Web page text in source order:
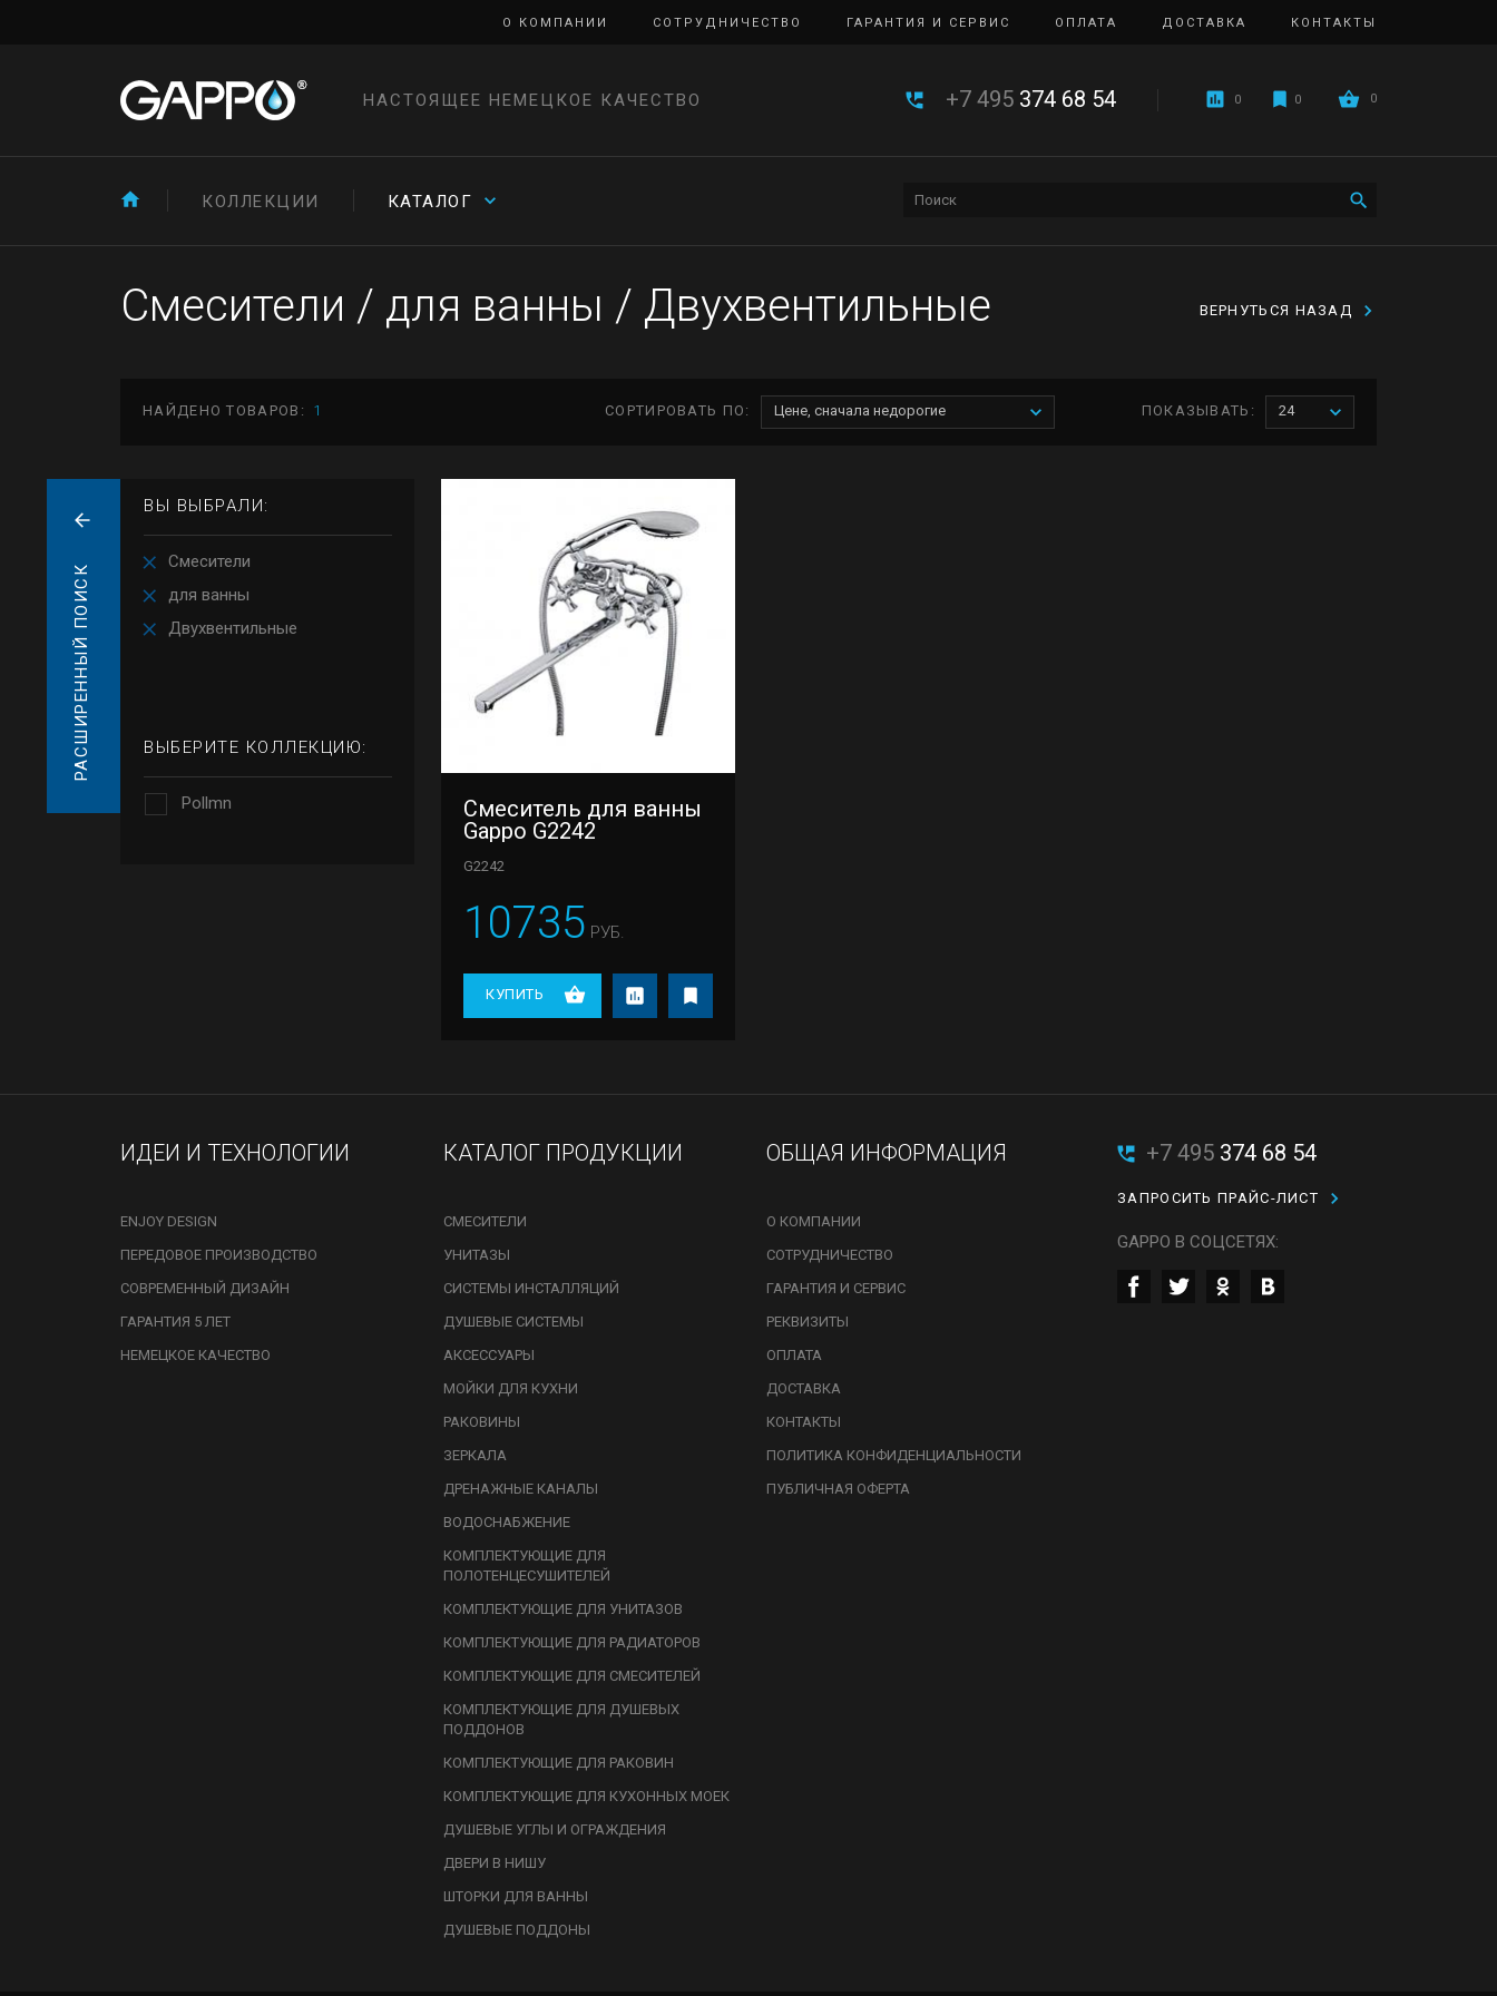
О КОМПАНИИ СОТРУДНИЧЕСТВО ГАРАНТИЯ И СЕРВИС ОПЛАТА ДОСТАВКА КОНТАКТЫ
НАСТОЯЩЕЕ НЕМЕЦКОЕ КАЧЕСТВО +7 495 374 68 54 0 0 0
КОЛЛЕКЦИИ КАТАЛОГ
ВЕРНУТЬСЯ НАЗАД
Смесители / для ванны / Двухвентильные
НАЙДЕНО ТОВАРОВ: 1 СОРТИРОВАТЬ ПО: Цене, сначала недорогие ПОКАЗЫВАТЬ: 24
РАСШИРЕННЫЙ ПОИСК
ВЫ ВЫБРАЛИ:
Смесители
для ванны
Двухвентильные
ВЫБЕРИТЕ КОЛЛЕКЦИЮ:
Pollmn
Смеситель для ванны
Gappo G2242
G2242
10735 РУБ.
КУПИТЬ
ИДЕИ И ТЕХНОЛОГИИ
ENJOY DESIGN
ПЕРЕДОВОЕ ПРОИЗВОДСТВО
СОВРЕМЕННЫЙ ДИЗАЙН
ГАРАНТИЯ 5 ЛЕТ
НЕМЕЦКОЕ КАЧЕСТВО
КАТАЛОГ ПРОДУКЦИИ
СМЕСИТЕЛИ
УНИТАЗЫ
СИСТЕМЫ ИНСТАЛЛЯЦИЙ
ДУШЕВЫЕ СИСТЕМЫ
АКСЕССУАРЫ
МОЙКИ ДЛЯ КУХНИ
РАКОВИНЫ
ЗЕРКАЛА
ДРЕНАЖНЫЕ КАНАЛЫ
ВОДОСНАБЖЕНИЕ
КОМПЛЕКТУЮЩИЕ ДЛЯ
ПОЛОТЕНЦЕСУШИТЕЛЕЙ
КОМПЛЕКТУЮЩИЕ ДЛЯ УНИТАЗОВ
КОМПЛЕКТУЮЩИЕ ДЛЯ РАДИАТОРОВ
КОМПЛЕКТУЮЩИЕ ДЛЯ СМЕСИТЕЛЕЙ
КОМПЛЕКТУЮЩИЕ ДЛЯ ДУШЕВЫХ
ПОДДОНОВ
КОМПЛЕКТУЮЩИЕ ДЛЯ РАКОВИН
КОМПЛЕКТУЮЩИЕ ДЛЯ КУХОННЫХ МОЕК
ДУШЕВЫЕ УГЛЫ И ОГРАЖДЕНИЯ
ДВЕРИ В НИШУ
ШТОРКИ ДЛЯ ВАННЫ
ДУШЕВЫЕ ПОДДОНЫ
ОБЩАЯ ИНФОРМАЦИЯ
О КОМПАНИИ
СОТРУДНИЧЕСТВО
ГАРАНТИЯ И СЕРВИС
РЕКВИЗИТЫ
ОПЛАТА
ДОСТАВКА
КОНТАКТЫ
ПОЛИТИКА КОНФИДЕНЦИАЛЬНОСТИ
ПУБЛИЧНАЯ ОФЕРТА
+7 495 374 68 54
ЗАПРОСИТЬ ПРАЙС-ЛИСТ
GAPPO В СОЦСЕТЯХ: